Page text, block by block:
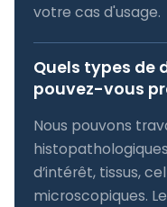
votre cas d'usage.
Quels types de
pouvez-vous
Nous pouvons
d’intérêt, tissus,
microscopiques.